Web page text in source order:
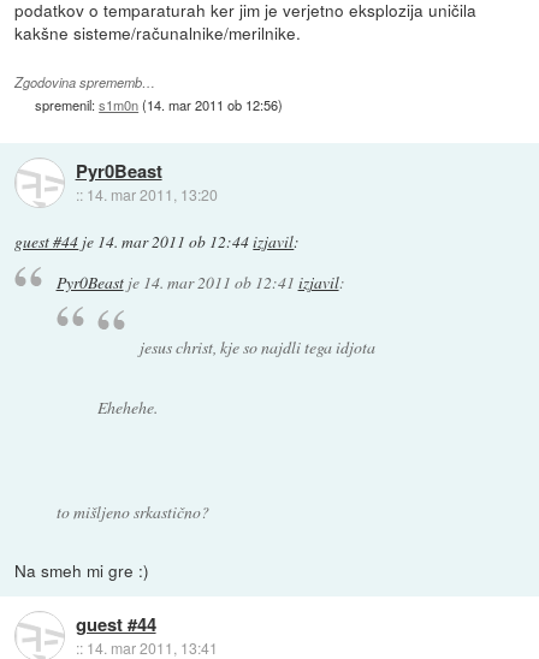
podatkov o temparaturah ker jim je verjetno eksplozija uničila
kakšne sisteme/računalnike/merilnike.
Zgodovina sprememb…
spremenil:s1m0n(14. mar 2011 ob 12:56)
Pyr0Beast
:: 14. mar 2011, 13:20
guest #44 je 14. mar 2011 ob 12:44izjavil:
Pyr0Beastje 14. mar 2011 ob 12:41 izjavil:
jesus christ, kje so najdli tega idjota
Ehehehe.
to mišljeno srkastično?
Na smeh mi gre :)
guest #44
:: 14. mar 2011, 13:41